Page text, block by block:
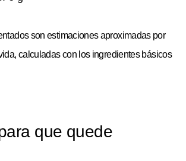
son estimaciones aproximadas por
calculadas con los ingredientes básicos
que quede